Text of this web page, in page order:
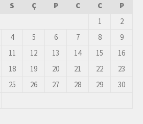
S Ç P C C
P
1
2
4 5 6 7 8
9
11 12 13 14 15
16
18 19 20 21 22
23
25 26 27 28 29
30